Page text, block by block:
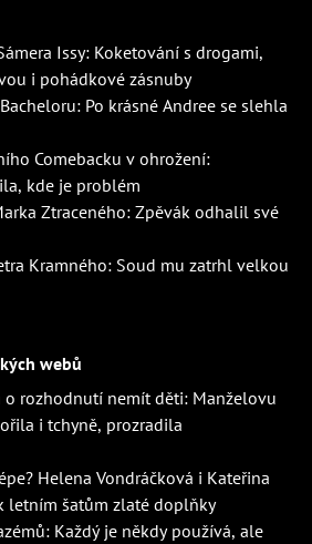
Issy: Koketování s drogami,
i pohádkové zásnuby
Po krásné Andree se slehla
Comebacku v ohrožení:
kde je problém
Ztraceného: Zpěvák odhalil své
Kramného: Soud mu zatrhl velkou
webů
o rozhodnutí nemít děti: Manželovu
i tchyně, prozradila
Helena Vondráčková i Kateřina
letním šatům zlaté doplňky
Každý je někdy používá, ale